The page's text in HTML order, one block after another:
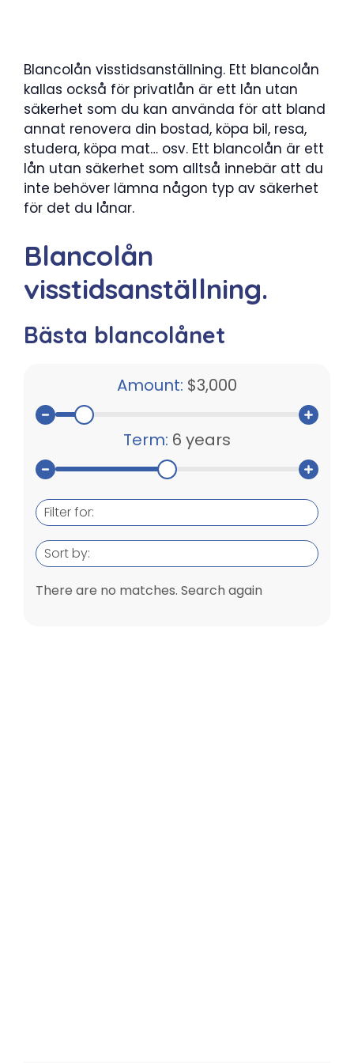
Blancolån visstidsanställning. Ett blancolån
kallas också för privatlån är ett lån utan
säkerhet som du kan använda för att bland
annat renovera din bostad, köpa bil, resa,
studera, köpa mat… osv. Ett blancolån är ett
lån utan säkerhet som alltså innebär att du
inte behöver lämna någon typ av säkerhet
för det du lånar.
Blancolån
visstidsanställning.
Bästa blancolånet
Amount: $3,000
Term: 6 years
Filter for:
Sort by:
There are no matches. Search again